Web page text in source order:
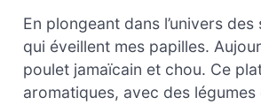
En plongeant dans l’univers
qui éveillent mes papilles.
poulet jamaïcain et chou. Ce
aromatiques, avec des